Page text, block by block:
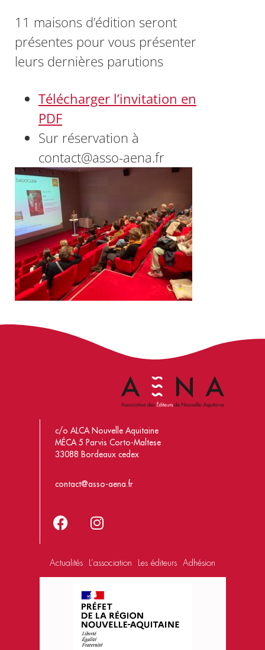
11 maisons d’édition seront
présentes pour vous présenter
leurs dernières parutions
Télécharger l’invitation en
PDF
Sur réservation à
contact@asso-aena.fr
c/o ALCA Nouvelle Aquitaine
MÉCA 5 Parvis Corto-Maltese
33088 Bordeaux cedex
contact@asso-aena.fr
Actualités L’association Les éditeurs Adhésion